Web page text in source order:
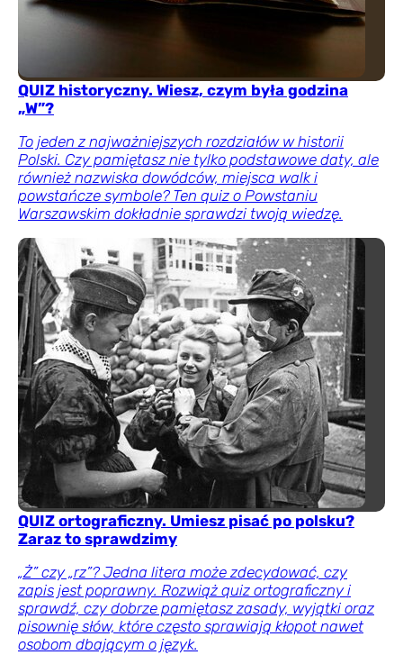
QUIZ historyczny. Wiesz, czym była godzina
„W”?
To jeden z najważniejszych rozdziałów w historii
Polski. Czy pamiętasz nie tylko podstawowe daty, ale
również nazwiska dowódców, miejsca walk i
powstańcze symbole? Ten quiz o Powstaniu
Warszawskim dokładnie sprawdzi twoją wiedzę.
QUIZ ortograficzny. Umiesz pisać po polsku?
Zaraz to sprawdzimy
„Ż” czy „rz”? Jedna litera może zdecydować, czy
zapis jest poprawny. Rozwiąż quiz ortograficzny i
sprawdź, czy dobrze pamiętasz zasady, wyjątki oraz
pisownię słów, które często sprawiają kłopot nawet
osobom dbającym o język.